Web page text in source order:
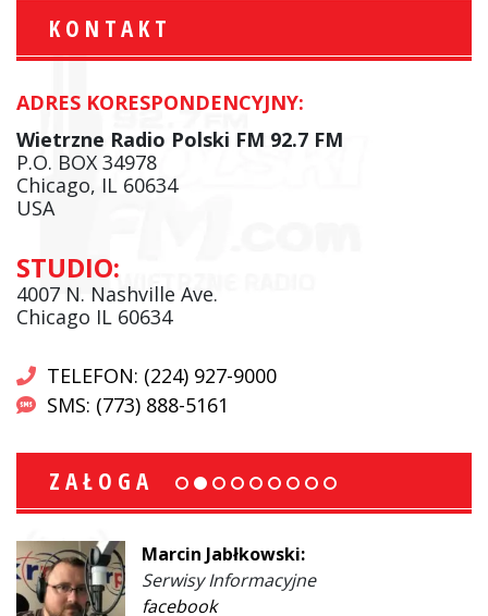
KONTAKT
ADRES KORESPONDENCYJNY:
Wietrzne Radio Polski FM 92.7 FM
P.O. BOX 34978
Chicago, IL 60634
USA
STUDIO:
4007 N. Nashville Ave.
Chicago IL 60634
TELEFON: (224) 927-9000
SMS: (773) 888-5161
ZAŁOGA
Marcin Jabłkowski:
Serwisy Informacyjne
facebook